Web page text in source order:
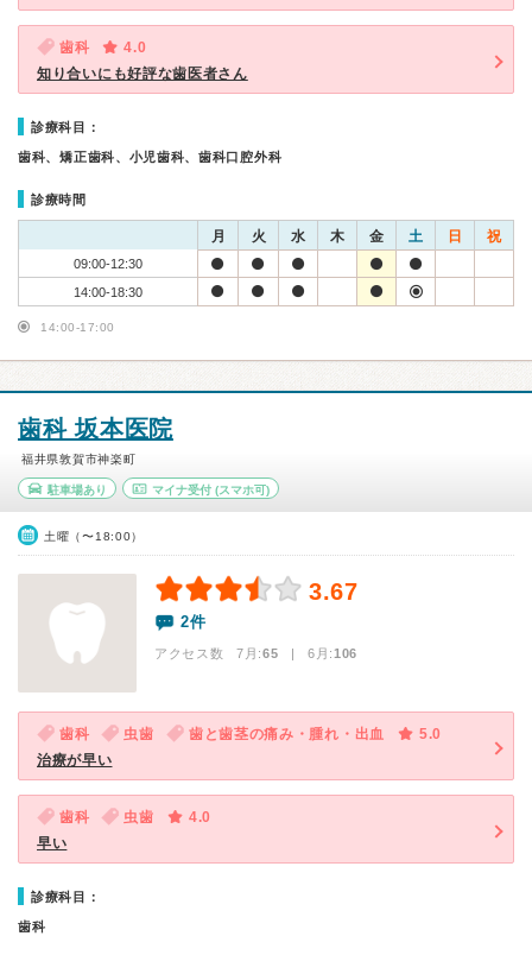
歯科
4.0
知り合いにも好評な歯医者さん
診療科目：
歯科、矯正歯科、小児歯科、歯科口腔外科
診療時間
月 火 水 木 金 土 日 祝
09:00-12:30
14:00-18:30
14:00-17:00
歯科 坂本医院
福井県敦賀市神楽町
駐車場あり マイナ受付(スマホ可)
土曜（〜18:00）
3.67
2件
アクセス数 7月:65 | 6月:106
歯科 虫歯 歯と歯茎の痛み・腫れ・出血
5.0
治療が早い
歯科 虫歯
4.0
早い
診療科目：
歯科